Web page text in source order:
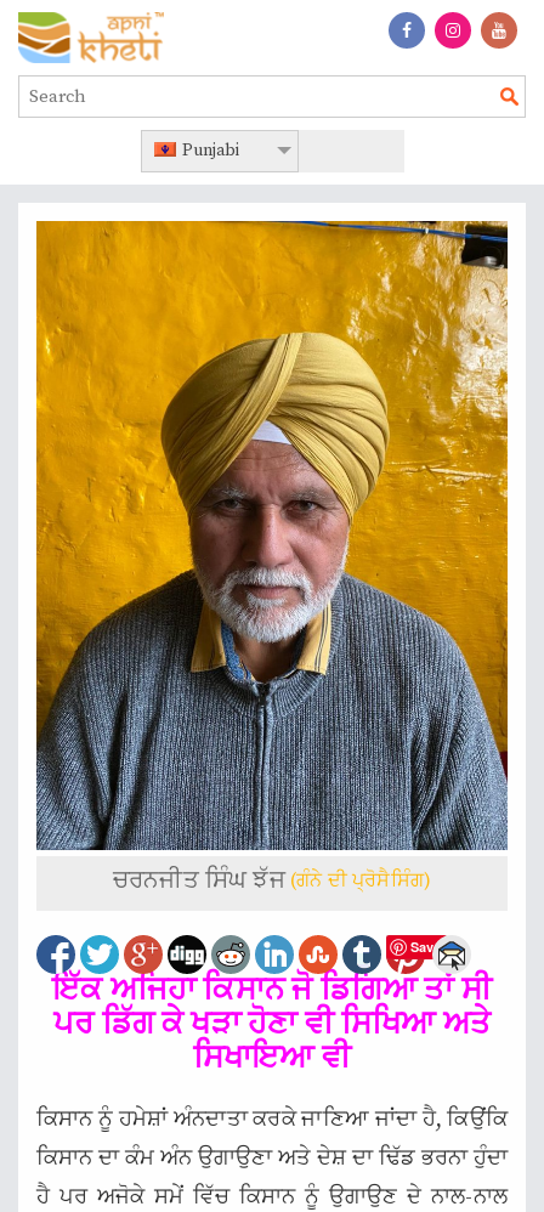
Punjabi
ਚਰਨਜੀਤ ਸਿੰਘ ਝੱਜ (ਗੰਨੇ ਦੀ ਪ੍ਰੋਸੈਸਿੰਗ)
Save
ਇੱਕ ਅਜਿਹਾ ਕਿਸਾਨ ਜੋ ਡਿਗਿਆ ਤਾਂ ਸੀ
ਪਰ ਡਿੱਗ ਕੇ ਖੜਾ ਹੋਣਾ ਵੀ ਸਿਖਿਆ ਅਤੇ
ਸਿਖਾਇਆ ਵੀ
ਕਿਸਾਨ ਨੂੰ ਹਮੇਸ਼ਾਂ ਅੰਨਦਾਤਾ ਕਰਕੇ ਜਾਣਿਆ ਜਾਂਦਾ ਹੈ, ਕਿਉਂਕਿ
ਕਿਸਾਨ ਦਾ ਕੰਮ ਅੰਨ ਉਗਾਉਣਾ ਅਤੇ ਦੇਸ਼ ਦਾ ਢਿੱਡ ਭਰਨਾ ਹੁੰਦਾ
ਹੈ ਪਰ ਅਜੋਕੇ ਸਮੇਂ ਵਿੱਚ ਕਿਸਾਨ ਨੂੰ ਉਗਾਉਣ ਦੇ ਨਾਲ-ਨਾਲ